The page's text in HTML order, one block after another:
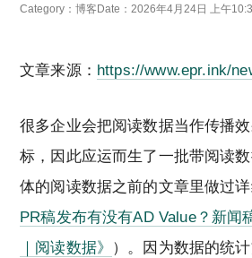
Category： 博客 Date：2026年4月24日 上午
文章来源： https://www.epr.ink/
很多企业会把阅读数据当作传播
标，因此应运而生了一批带阅读
体的阅读数据之前的文章里做过
PR稿发布有没有AD Value？新闻
｜阅读数据》 ）。因为数据的统